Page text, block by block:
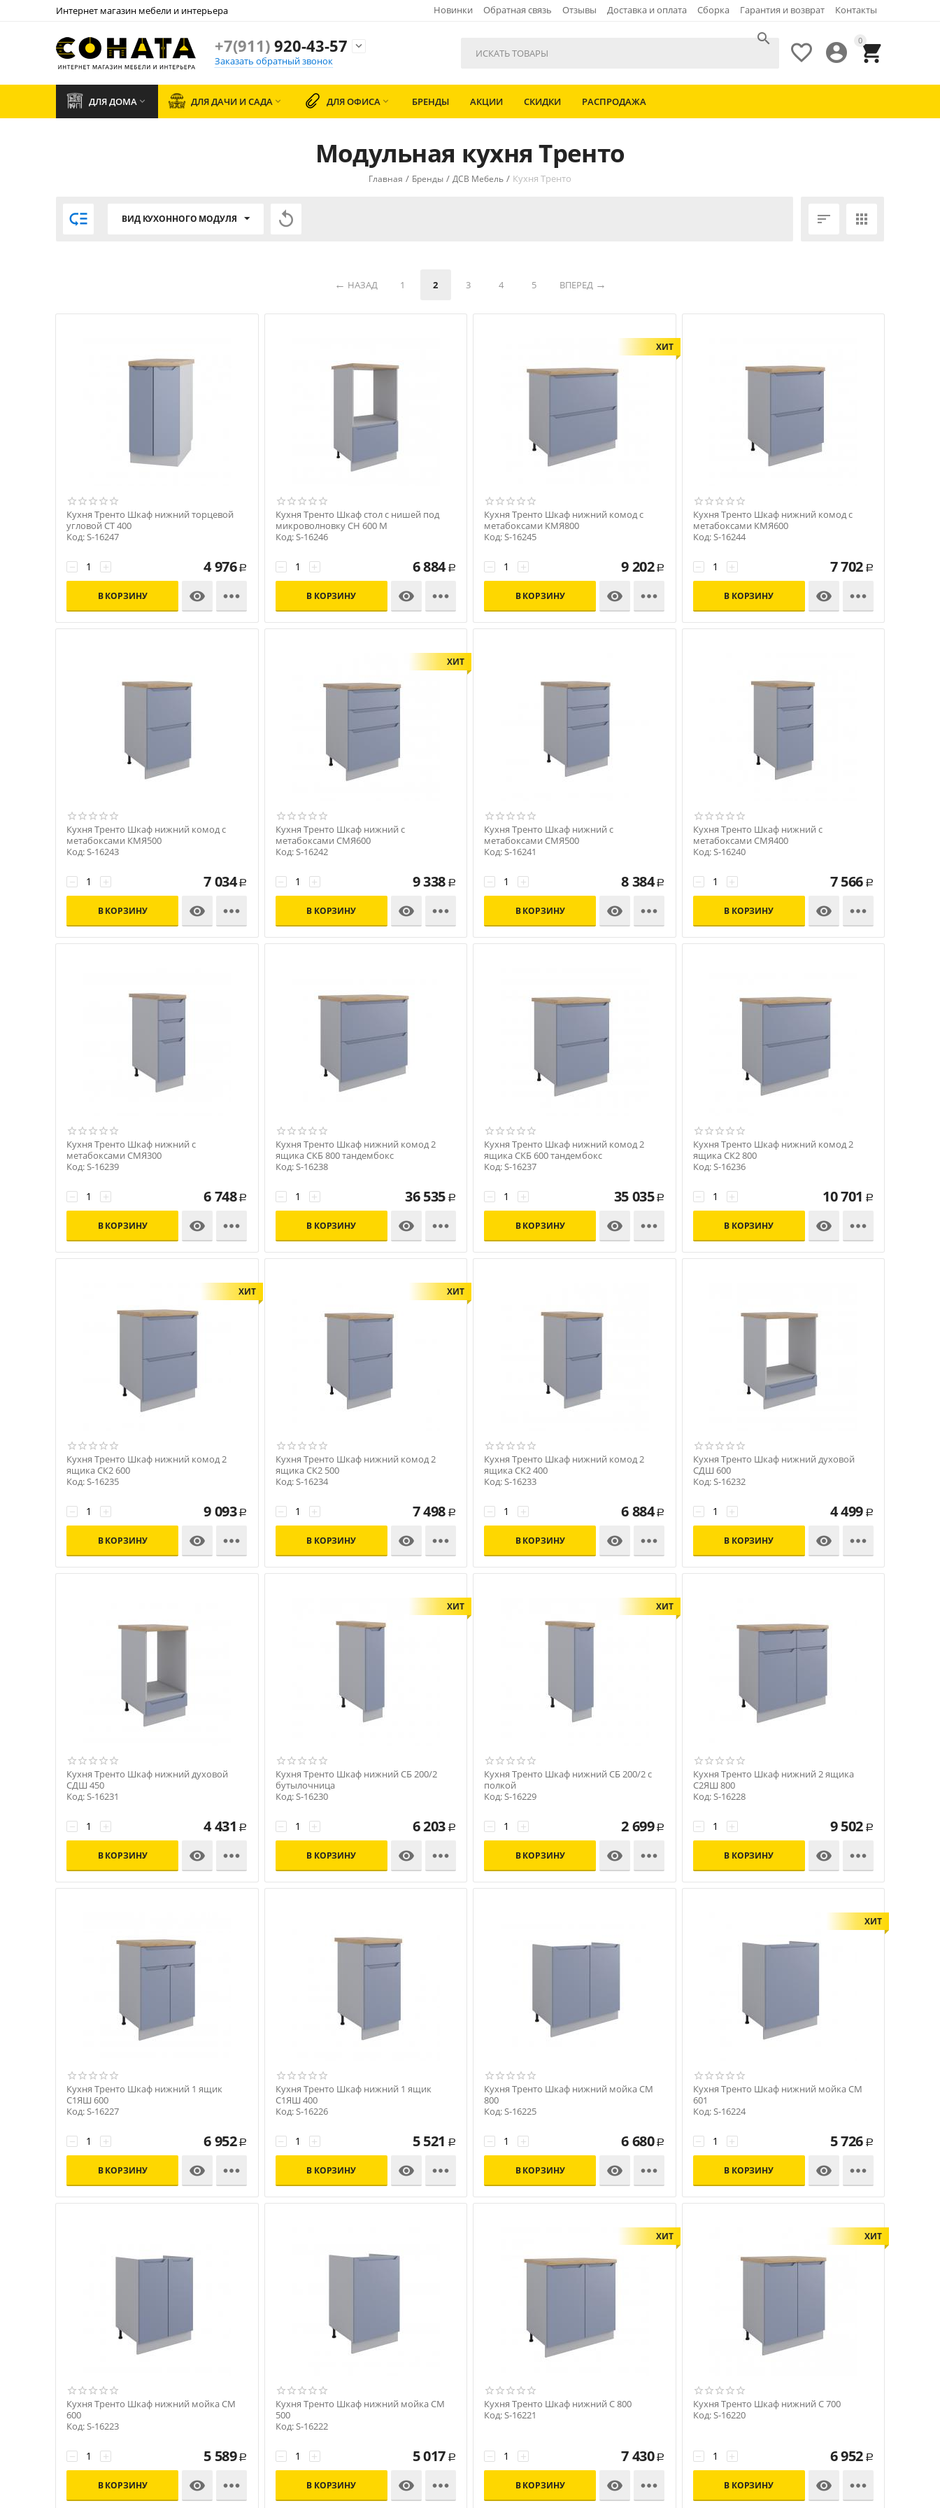
Интернет магазин мебели и интерьера Новинки Обратная связь Отзывы Доставка и оплата Сборка Гарантия и возврат Контакты
+7(911)920-43-57

Заказать обратный звонок
0



ДЛЯ ДОМА  ДЛЯ ДАЧИ И САДА  ДЛЯ ОФИСА  БРЕНДЫ АКЦИИ СКИДКИ РАСПРОДАЖА
Модульная кухня Тренто
Главная / Бренды / ДСВ Мебель / Кухня Тренто
 ВИД КУХОННОГО МОДУЛЯ 
НАЗАД 1 2 3 4 5 ВПЕРЕД
 
Кухня Тренто Шкаф нижний торцевой
угловой СТ 400
Код: S-16247
+
− 4 976 Р
В КОРЗИНУ 

Кухня Тренто Шкаф стол с нишей под
микроволновку СН 600 М
Код: S-16246
+
− 6 884 Р
В КОРЗИНУ 

ХИТ
Кухня Тренто Шкаф нижний комод с
метабоксами КМЯ800
Код: S-16245
+
− 9 202 Р
В КОРЗИНУ 

Кухня Тренто Шкаф нижний комод с
метабоксами КМЯ600
Код: S-16244
+
− 7 702 Р
В КОРЗИНУ 

Кухня Тренто Шкаф нижний комод с
метабоксами КМЯ500
Код: S-16243
+
− 7 034 Р
В КОРЗИНУ 

ХИТ
Кухня Тренто Шкаф нижний с
метабоксами СМЯ600
Код: S-16242
+
− 9 338 Р
В КОРЗИНУ 

Кухня Тренто Шкаф нижний с
метабоксами СМЯ500
Код: S-16241
+
− 8 384 Р
В КОРЗИНУ 

Кухня Тренто Шкаф нижний с
метабоксами СМЯ400
Код: S-16240
+
− 7 566 Р
В КОРЗИНУ 

Кухня Тренто Шкаф нижний с
метабоксами СМЯ300
Код: S-16239
+
− 6 748 Р
В КОРЗИНУ 

Кухня Тренто Шкаф нижний комод 2
ящика СКБ 800 тандембокс
Код: S-16238
+
− 36 535 Р
В КОРЗИНУ 

Кухня Тренто Шкаф нижний комод 2
ящика СКБ 600 тандембокс
Код: S-16237
+
− 35 035 Р
В КОРЗИНУ 

Кухня Тренто Шкаф нижний комод 2
ящика СК2 800
Код: S-16236
+
− 10 701 Р
В КОРЗИНУ 

ХИТ
Кухня Тренто Шкаф нижний комод 2
ящика СК2 600
Код: S-16235
+
− 9 093 Р
В КОРЗИНУ 

ХИТ
Кухня Тренто Шкаф нижний комод 2
ящика СК2 500
Код: S-16234
+
− 7 498 Р
В КОРЗИНУ 

Кухня Тренто Шкаф нижний комод 2
ящика СК2 400
Код: S-16233
+
− 6 884 Р
В КОРЗИНУ 

Кухня Тренто Шкаф нижний духовой
СДШ 600
Код: S-16232
+
− 4 499 Р
В КОРЗИНУ 

Кухня Тренто Шкаф нижний духовой
СДШ 450
Код: S-16231
+
− 4 431 Р
В КОРЗИНУ 

ХИТ
Кухня Тренто Шкаф нижний СБ 200/2
бутылочница
Код: S-16230
+
− 6 203 Р
В КОРЗИНУ 

ХИТ
Кухня Тренто Шкаф нижний СБ 200/2 с
полкой
Код: S-16229
+
− 2 699 Р
В КОРЗИНУ 

Кухня Тренто Шкаф нижний 2 ящикa
С2ЯШ 800
Код: S-16228
+
− 9 502 Р
В КОРЗИНУ 

Кухня Тренто Шкаф нижний 1 ящик
С1ЯШ 600
Код: S-16227
+
− 6 952 Р
В КОРЗИНУ 

Кухня Тренто Шкаф нижний 1 ящик
С1ЯШ 400
Код: S-16226
+
− 5 521 Р
В КОРЗИНУ 

Кухня Тренто Шкаф нижний мойка СМ
800
Код: S-16225
+
− 6 680 Р
В КОРЗИНУ 

ХИТ
Кухня Тренто Шкаф нижний мойка СМ
601
Код: S-16224
+
− 5 726 Р
В КОРЗИНУ 

Кухня Тренто Шкаф нижний мойка СМ
600
Код: S-16223
+
− 5 589 Р
В КОРЗИНУ 

Кухня Тренто Шкаф нижний мойка СМ
500
Код: S-16222
+
− 5 017 Р
В КОРЗИНУ 

ХИТ
Кухня Тренто Шкаф нижний С 800
Код: S-16221
+
− 7 430 Р
В КОРЗИНУ 

ХИТ
Кухня Тренто Шкаф нижний С 700
Код: S-16220
+
− 6 952 Р
В КОРЗИНУ 
